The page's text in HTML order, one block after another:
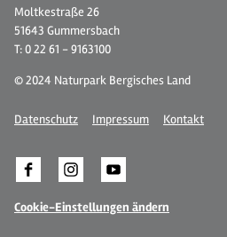
Moltkestraße 26
51643 Gummersbach
T: 0 22 61 - 9163100
© 2024 Naturpark Bergisches Land
Datenschutz Impressum Kontakt
Cookie-Einstellungen ändern